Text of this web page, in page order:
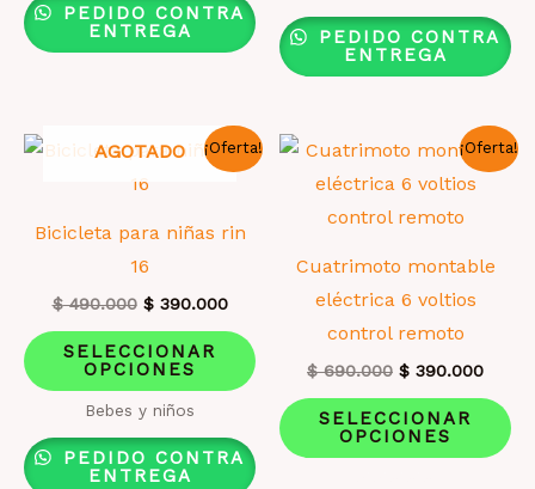
variantes.
Las
se
pueden
producto
PEDIDO CONTRA
ENTREGA
se
2.00
de 5
PEDIDO CONTRA
ENTREGA
¡Oferta!
AGOTADO
Bicicleta para niñas rin
16
$490.000 El
original
era:
$ 490.000.
$390.000El
actual
$ 390.000.
SELECCIONAR
OPCIONES
producto
tiene
múltiples
variantes.
Bebes y niños
PEDIDO CONTRA
ENTREGA
¡Oferta!
Cuatrimoto montable
eléctrica 6 voltios
control remoto
$690.000 El
original
era:
$ 690.000.
$ 390.000El
actual
$
SELECCIONAR
OPCIONES